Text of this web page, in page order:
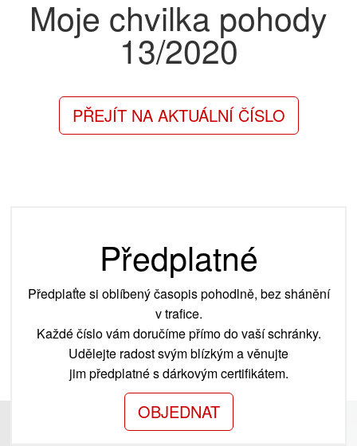
Moje chvilka pohody
13/2020
PŘEJÍT NA AKTUÁLNÍ ČÍSLO
Předplatné
Předplaťte si oblíbený časopis pohodlně, bez shánění
v trafice.
Každé číslo vám doručíme přímo do vaší schránky.
Udělejte radost svým blízkým a věnujte
jim předplatné s dárkovým certifikátem.
OBJEDNAT